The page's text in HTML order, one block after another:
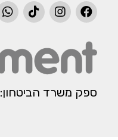
ספק משרד הביטחון: 0011020217​​